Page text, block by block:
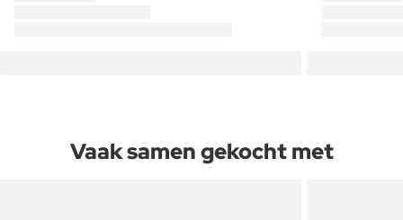
Vaak samen gekocht met